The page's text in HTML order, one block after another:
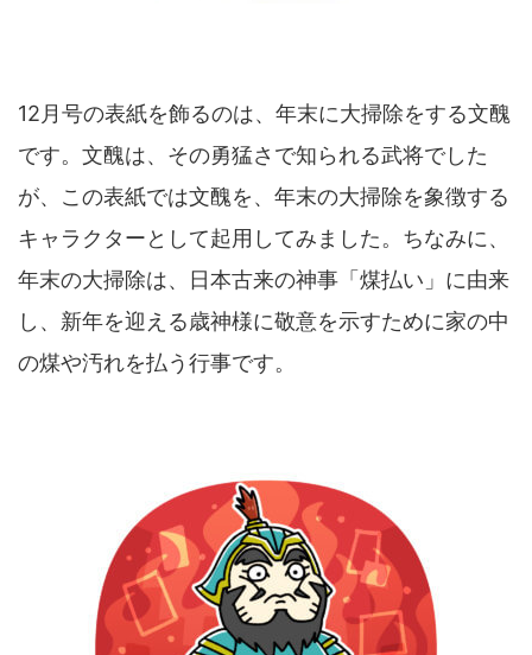
12月号の表紙を飾るのは、年末に大掃除をする文醜
です。文醜は、その勇猛さで知られる武将でした
が、この表紙では文醜を、年末の大掃除を象徴する
キャラクターとして起用してみました。ちなみに、
年末の大掃除は、日本古来の神事「煤払い」に由来
し、新年を迎える歳神様に敬意を示すために家の中
の煤や汚れを払う行事です。